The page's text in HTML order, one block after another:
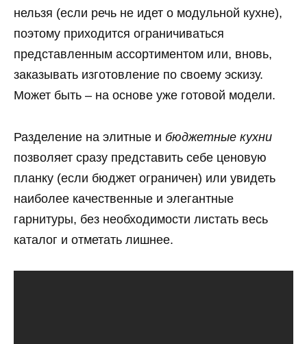
нельзя (если речь не идет о модульной кухне),
поэтому приходится ограничиваться
представленным ассортиментом или, вновь,
заказывать изготовление по своему эскизу.
Может быть – на основе уже готовой модели.
Разделение на элитные и бюджетные кухни
позволяет сразу представить себе ценовую
планку (если бюджет ограничен) или увидеть
наиболее качественные и элегантные
гарнитуры, без необходимости листать весь
каталог и отметать лишнее.